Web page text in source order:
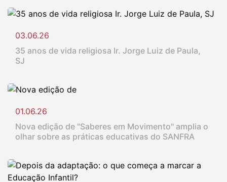
03.06.26
35 anos de vida religiosa Ir. Jorge Luiz de Paula,
SJ
01.06.26
Nova edição de "Saberes em Movimento" amplia o
olhar sobre as práticas educativas do SANFRA